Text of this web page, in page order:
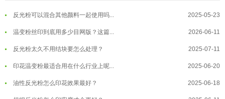
温变粉"烤"问：长期加... 2026-07-07
温变粉耐温真相：注塑"高温炼... 2026-07-03
夜间安全卫士：丝印反光粉搭配全攻... 2026-01-20
反光粉可以混合其他颜料一起使用吗... 2025-05-23
温变粉丝印到底用多少目网版？这篇... 2026-06-11
反光粉太久不用结块要怎么处理？ 2025-07-11
印花温变粉最适合用在什么行业上呢... 2025-06-20
油性反光粉怎么印花效果最好？ 2025-06-18
超细反光粉怎么印牢度才会更好？ 2025-06-11